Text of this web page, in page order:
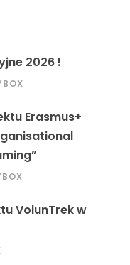
2026 !
Erasmus+
VolunTrek w